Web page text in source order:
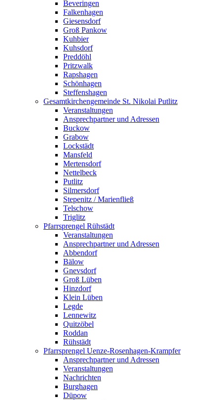
Beveringen
Falkenhagen
Giesensdorf
Groß Pankow
Kuhbier
Kuhsdorf
Preddöhl
Pritzwalk
Rapshagen
Schönhagen
Steffenshagen
Gesamtkirchengemeinde St. Nikolai Putlitz
Veranstaltungen
Ansprechpartner und Adressen
Buckow
Grabow
Lockstädt
Mansfeld
Mertensdorf
Nettelbeck
Putlitz
Silmersdorf
Stepenitz / Marienfließ
Telschow
Triglitz
Pfarrsprengel Rühstädt
Veranstaltungen
Ansprechpartner und Adressen
Abbendorf
Bälow
Gnevsdorf
Groß Lüben
Hinzdorf
Klein Lüben
Legde
Lennewitz
Quitzöbel
Roddan
Rühstädt
Pfarrsprengel Uenze-Rosenhagen-Krampfer
Ansprechpartner und Adressen
Veranstaltungen
Nachrichten
Burghagen
Düpow